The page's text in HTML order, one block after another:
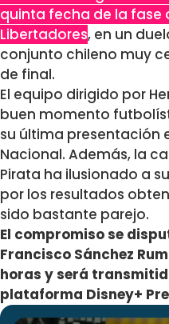
quinta fecha de la fase
Libertadores, en un
conjunto chileno muy
de final.
El equipo dirigido por
buen momento
su última presentación
Nacional. Además, la
Pirata ha ilusionado a
por los resultados
sido bastante parejo.
El compromiso se
Francisco Sánchez
horas y será
plataforma Disney+